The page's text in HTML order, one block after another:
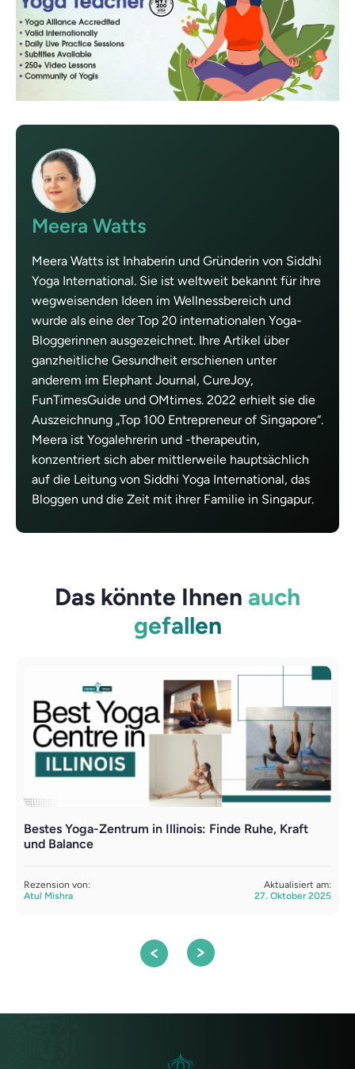
Meera Watts
Meera Watts ist Inhaberin und Gründerin von Siddhi
Yoga International. Sie ist weltweit bekannt für ihre
wegweisenden Ideen im Wellnessbereich und
wurde als eine der Top 20 internationalen Yoga-
Bloggerinnen ausgezeichnet. Ihre Artikel über
ganzheitliche Gesundheit erschienen unter
anderem im Elephant Journal, CureJoy,
FunTimesGuide und OMtimes. 2022 erhielt sie die
Auszeichnung „Top 100 Entrepreneur of Singapore“.
Meera ist Yogalehrerin und -therapeutin,
konzentriert sich aber mittlerweile hauptsächlich
auf die Leitung von Siddhi Yoga International, das
Bloggen und die Zeit mit ihrer Familie in Singapur.
Das könnte Ihnen auch
gefallen
Bestes Yoga-Zentrum in Illinois: Finde Ruhe, Kraft
und Balance
Rezension von:
Atul Mishra
Aktualisiert am:
27. Oktober 2025